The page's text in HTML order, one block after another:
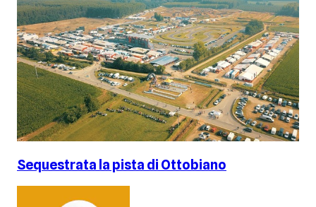
Sequestrata la pista di Ottobiano